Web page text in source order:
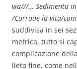
via///… Sedimenta
/Corrode la vita/
suddivisa in sei
metrica, tutto si
complicazione
lieto fine, come